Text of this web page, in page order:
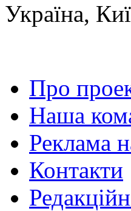
Україна,
Про
Наша
Реклама
Контакти